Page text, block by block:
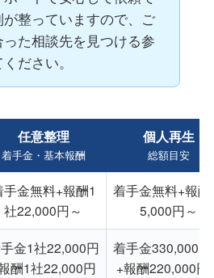
が整っていますので、ご
った相談先を見つける参
ださい。
任意整理
着手金・基本報酬
個人再生
総額目安
手金無料+報酬1
社22,000円～
着手金無料+報酬
5,000円～
金1社22,000円
酬1社22,000円
着手金330,000
+報酬220,000円